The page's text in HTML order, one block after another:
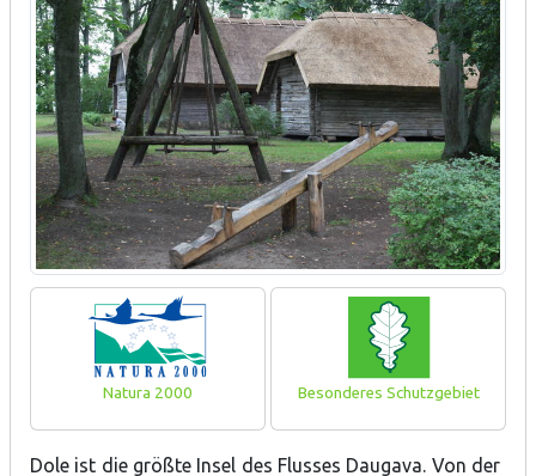
Natura 2000 Besonderes Schutzgebiet
Dole ist die größte Insel des Flusses Daugava. Von der